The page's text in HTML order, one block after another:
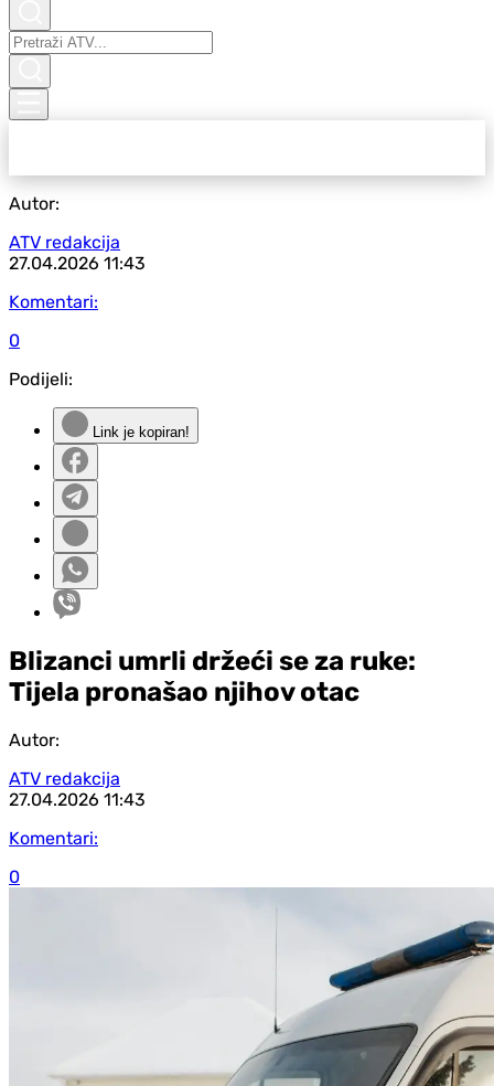
Autor:
ATV redakcija
27.04.2026 11:43
Komentari:
0
Podijeli:
Link je kopiran!
Blizanci umrli držeći se za ruke:
Tijela pronašao njihov otac
Autor:
ATV redakcija
27.04.2026 11:43
Komentari:
0